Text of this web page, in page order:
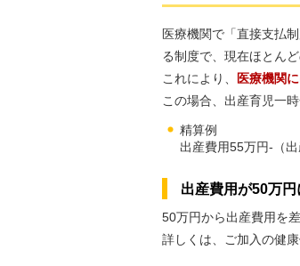
医療機関で「直接支払
る制度で、現在ほとん
これにより、
医療機関
この場合、出産育児一
精算例
出産費用55万円-（
出産費用が50万
50万円から出産費用を
詳しくは、ご加入の健